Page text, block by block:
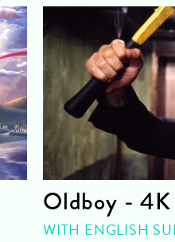
Oldboy - 4K
WITH ENGLISH